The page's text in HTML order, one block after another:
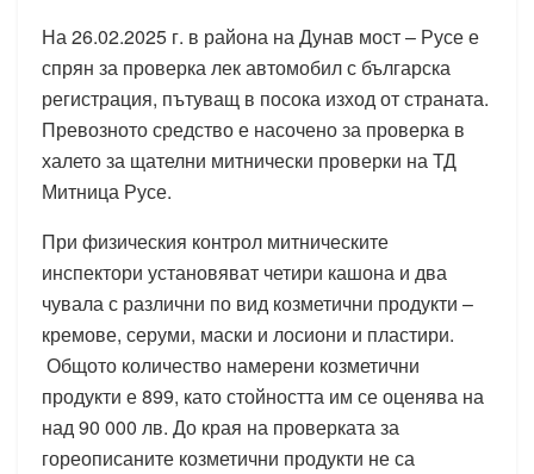
На 26.02.2025 г. в района на Дунав мост – Русе е
спрян за проверка лек автомобил с българска
регистрация, пътуващ в посока изход от страната.
Превозното средство е насочено за проверка в
халето за щателни митнически проверки на ТД
Митница Русе.
При физическия контрол митническите
инспектори установяват четири кашона и два
чувала с различни по вид козметични продукти –
кремове, серуми, маски и лосиони и пластири.
Общото количество намерени козметични
продукти е 899, като стойността им се оценява на
над 90 000 лв. До края на проверката за
гореописаните козметични продукти не са